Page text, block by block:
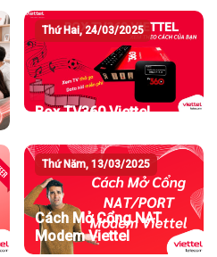
Thứ Hai, 24/03/2025
Box TV360 Viettel
Thứ Năm, 13/03/2025
Cách Mở Cổng NAT
Modem Viettel